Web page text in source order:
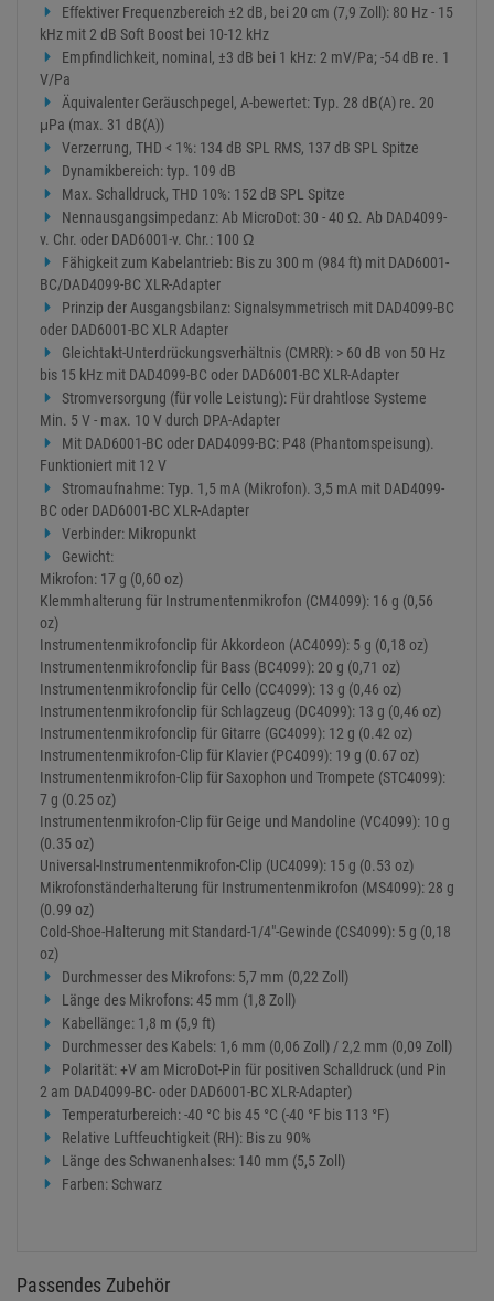
Effektiver Frequenzbereich ±2 dB, bei 20 cm (7,9 Zoll): 80 Hz - 15
kHz mit 2 dB Soft Boost bei 10-12 kHz
Empfindlichkeit, nominal, ±3 dB bei 1 kHz: 2 mV/Pa; -54 dB re. 1
V/Pa
Äquivalenter Geräuschpegel, A-bewertet: Typ. 28 dB(A) re. 20
μPa (max. 31 dB(A))
Verzerrung, THD < 1%: 134 dB SPL RMS, 137 dB SPL Spitze
Dynamikbereich: typ. 109 dB
Max. Schalldruck, THD 10%: 152 dB SPL Spitze
Nennausgangsimpedanz: Ab MicroDot: 30 - 40 Ω. Ab DAD4099-
v. Chr. oder DAD6001-v. Chr.: 100 Ω
Fähigkeit zum Kabelantrieb: Bis zu 300 m (984 ft) mit DAD6001-
BC/DAD4099-BC XLR-Adapter
Prinzip der Ausgangsbilanz: Signalsymmetrisch mit DAD4099-BC
oder DAD6001-BC XLR Adapter
Gleichtakt-Unterdrückungsverhältnis (CMRR): > 60 dB von 50 Hz
bis 15 kHz mit DAD4099-BC oder DAD6001-BC XLR-Adapter
Stromversorgung (für volle Leistung): Für drahtlose Systeme
Min. 5 V - max. 10 V durch DPA-Adapter
Mit DAD6001-BC oder DAD4099-BC: P48 (Phantomspeisung).
Funktioniert mit 12 V
Stromaufnahme: Typ. 1,5 mA (Mikrofon). 3,5 mA mit DAD4099-
BC oder DAD6001-BC XLR-Adapter
Verbinder: Mikropunkt
Gewicht:
Mikrofon: 17 g (0,60 oz)
Klemmhalterung für Instrumentenmikrofon (CM4099): 16 g (0,56
oz)
Instrumentenmikrofonclip für Akkordeon (AC4099): 5 g (0,18 oz)
Instrumentenmikrofonclip für Bass (BC4099): 20 g (0,71 oz)
Instrumentenmikrofonclip für Cello (CC4099): 13 g (0,46 oz)
Instrumentenmikrofonclip für Schlagzeug (DC4099): 13 g (0,46 oz)
Instrumentenmikrofonclip für Gitarre (GC4099): 12 g (0.42 oz)
Instrumentenmikrofon-Clip für Klavier (PC4099): 19 g (0.67 oz)
Instrumentenmikrofon-Clip für Saxophon und Trompete (STC4099):
7 g (0.25 oz)
Instrumentenmikrofon-Clip für Geige und Mandoline (VC4099): 10 g
(0.35 oz)
Universal-Instrumentenmikrofon-Clip (UC4099): 15 g (0.53 oz)
Mikrofonständerhalterung für Instrumentenmikrofon (MS4099): 28 g
(0.99 oz)
Cold-Shoe-Halterung mit Standard-1/4"-Gewinde (CS4099): 5 g (0,18
oz)
Durchmesser des Mikrofons: 5,7 mm (0,22 Zoll)
Länge des Mikrofons: 45 mm (1,8 Zoll)
Kabellänge: 1,8 m (5,9 ft)
Durchmesser des Kabels: 1,6 mm (0,06 Zoll) / 2,2 mm (0,09 Zoll)
Polarität: +V am MicroDot-Pin für positiven Schalldruck (und Pin
2 am DAD4099-BC- oder DAD6001-BC XLR-Adapter)
Temperaturbereich: -40 °C bis 45 °C (-40 °F bis 113 °F)
Relative Luftfeuchtigkeit (RH): Bis zu 90%
Länge des Schwanenhalses: 140 mm (5,5 Zoll)
Farben: Schwarz
Passendes Zubehör